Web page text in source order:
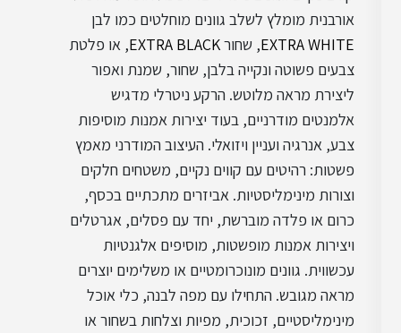
אורבנית מומלץ לשלב גוונים מוחלטים כמו לבן
EXTRA WHITE, שחורEXTRA BLACK, או פלטת
צבעים פשוטה ונקייה בלבן, שחור, שמנת ואפור
ליצירת מראה מלוטש. הרקע ניטרלי מדגיש
אלמנטים מודרניים, בעוד יצירות אמנות מוסיפות
צבע, אנרגיה ועניין ויזואלי. העיצוב המודרני מאמץ
פשטות: רהיטים עם קווים נקיים, משטחים חלקים
וצורות מינימליסטיות. אביזרים מתכתיים בכסף,
כרום או פלדה מוברשת, יחד עם פסלים, אגרטלים
ויצירות אמנות מופשטות, מוסיפים אלגנטיות
עכשווית. גוונים מונוכרומטיים או משלימים יוצרים
מראה מגובש. התחילו עם מפה לבנה, כלי אוכל
מינימליסטיים, זכוכית, מפיות וצלחות בשחור או